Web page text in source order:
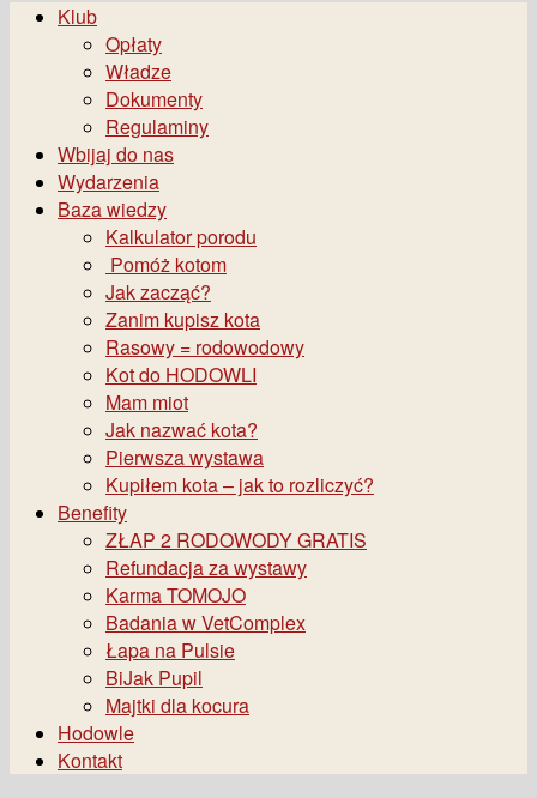
Klub
Opłaty
Władze
Dokumenty
Regulaminy
Wbijaj do nas
Wydarzenia
Baza wiedzy
Kalkulator porodu
Pomóż kotom
Jak zacząć?
Zanim kupisz kota
Rasowy = rodowodowy
Kot do HODOWLI
Mam miot
Jak nazwać kota?
Pierwsza wystawa
Kupiłem kota – jak to rozliczyć?
Benefity
ZŁAP 2 RODOWODY GRATIS
Refundacja za wystawy
Karma TOMOJO
Badania w VetComplex
Łapa na Pulsie
BiJak Pupil
Majtki dla kocura
Hodowle
Kontakt